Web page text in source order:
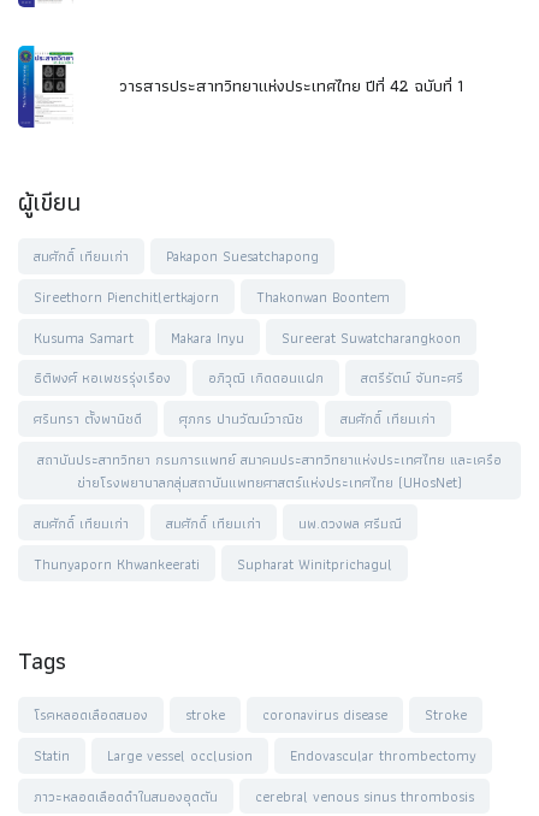
วารสารประสาทวิทยาแห่งประเทศไทย ปีที่ 42 ฉบับที่ 1
ผู้เขียน
สมศักดิ์ เทียมเก่า
Pakapon Suesatchapong
Sireethorn Pienchitlertkajorn
Thakonwan Boontem
Kusuma Samart
Makara Inyu
Sureerat Suwatcharangkoon
ธิติพงศ์ หอเพชรรุ่งเรือง
อภิวุฒิ เกิดดอนแฝก
สตรีรัตน์ จันทะศรี
ศรินทรา ตั้งพานิชดี
ศุภกร ปานวัฒน์วาณิช
สมศักดิ์ เทียมเก่า
สถาบันประสาทวิทยา กรมการแพทย์ สมาคมประสาทวิทยาแห่งประเทศไทย และเครือ
ข่ายโรงพยาบาลกลุ่มสถาบันแพทยศาสตร์แห่งประเทศไทย (UHosNet)
สมศักดิ์ เทียมเก่า
สมศักดิ์ เทียมเก่า
นพ.ดวงพล ศรีมณี
Thunyaporn Khwankeerati
Supharat Winitprichagul
Tags
โรคหลอดเลือดสมอง stroke coronavirus disease
Stroke
Statin
Large vessel occlusion
Endovascular thrombectomy
ภาวะหลอดเลือดดำในสมองอุดตัน
cerebral venous sinus thrombosis